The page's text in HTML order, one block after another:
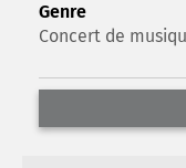
Genre
Concert de